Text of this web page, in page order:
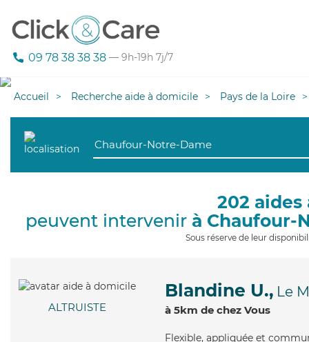
09 78 38 38 38 — 9h-19h 7j/7
Accueil Recherche aide à domicile Pays de la Loire
202
peuvent intervenir à Chaufour-
Sous réserve de leur
ALTRUISTE
Blandine U., Le
à 5km de chez Vous
Flexible, appliquée et